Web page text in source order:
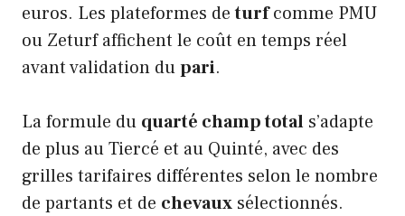
euros. Les plateformes deturfcomme PMU
ou Zeturf affichent le coût en temps réel
avant validation dupari.
La formule du quarté champ total s’adapte
de plus au Tiercé et au Quinté, avec des
grilles tarifaires différentes selon le nombre
de partants et de chevaux sélectionnés.